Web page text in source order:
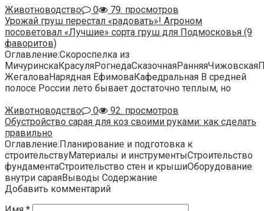
Животноводство
0
79. просмотров
Урожай груш перестал «радовать»! Агроном
посоветовал «Лучшие» сорта груш для Подмосковья (9
фаворитов)
Оглавление:Скороспелка из
ЖегаловаНарядная ЕфимоваКафедральная В средней
полосе России лето бывает достаточно теплым, но
Животноводство
0
92. просмотров
Обустройство сарая для коз своими руками: как сделать
правильно
Оглавление:Планирование и подготовка к
строительствуМатериалы и инструментыСтроительство
фундаментаСтроительство стен и крышиОборудование
внутри сараяВыводы Содержание
Добавить комментарий